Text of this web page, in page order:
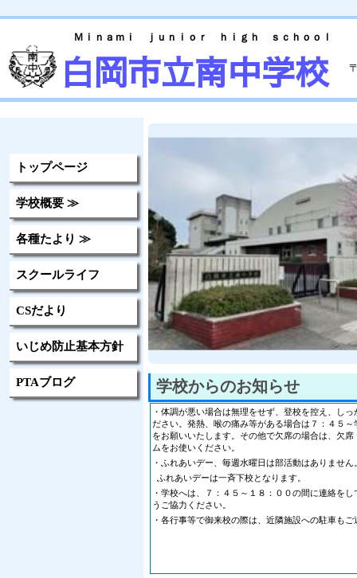
Ｍｉｎａｍｉ ｊｕｎｉｏｒ ｈｉｇｈ ｓｃｈｏｏｌ
白岡市立南中学校
トップページ
学校概要 ≫
各種たより ≫
スクールライフ
CSだより
いじめ防止基本方針
PTAブログ 学校からのお知らせ
・体調が悪い場合は無理をせず、登校を控え、し
ださい。発熱、喉の痛み等がある場合は７：４５～
をお願いいたします。その他で欠席の場合は、欠席
ムをお使いください。
・ふれあいデー、毎週水曜日は部活動はありません
ふれあいデーは一斉下校となります。
・学校へは、７：４５～１８：００の間に連絡を
うご協力ください。
・各行事等で御来校の際は、近隣施設への駐車も